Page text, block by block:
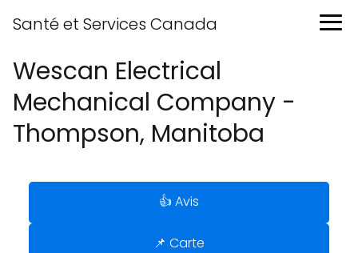
Santé et Services Canada
Wescan Electrical
Mechanical Company -
Thompson, Manitoba
👍 Avis
📌 Carte